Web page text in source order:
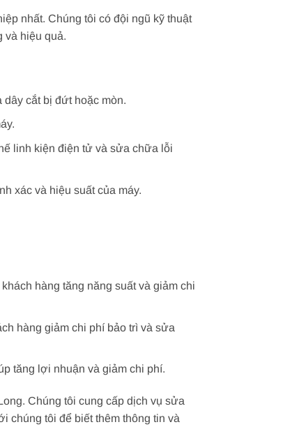
nhất. Chúng tôi có đội ngũ kỹ thuật
và hiệu quả.
cắt bị đứt hoặc mòn.
linh kiện điện tử và sửa chữa lỗi
xác và hiệu suất của máy.
hàng tăng năng suất và giảm chi
hàng giảm chi phí bảo trì và sửa
tăng lợi nhuận và giảm chi phí.
Chúng tôi cung cấp dịch vụ sửa
chúng tôi để biết thêm thông tin và